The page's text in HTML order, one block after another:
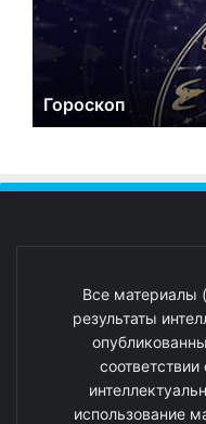
Гороскоп
Все материалы
результаты
использование